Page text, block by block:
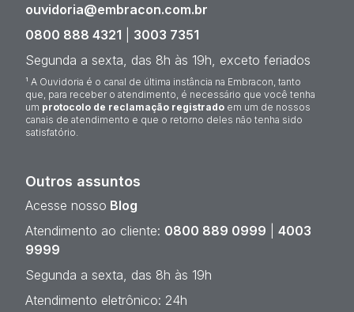
ouvidoria@embracon.com.br
0800 888 4321
3003 7351
Segunda a sexta, das 8h às 19h, exceto feriados
¹ A Ouvidoria é o canal de última instância na Embracon, tanto
que, para receber o atendimento, é necessário que você tenha
um protocolo de reclamação registrado em um de nossos
canais de atendimento e que o retorno deles não tenha sido
satisfatório.
Outros assuntos
Acesse nosso Blog
Atendimento ao cliente: 0800 889 0999
4003
9999
Segunda a sexta, das 8h às 19h
Atendimento eletrônico: 24h